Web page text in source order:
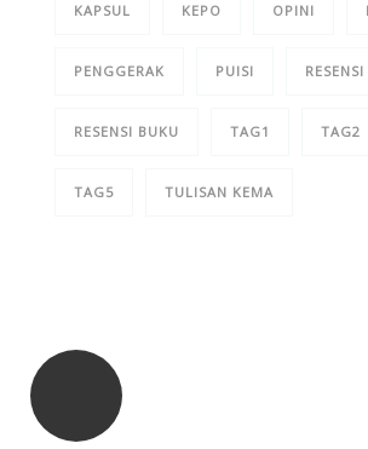
KAPSUL KEPO OPINI
PENGGERAK PUISI RESENSI
RESENSI BUKU TAG1 TAG2
TAG5 TULISAN KEMA